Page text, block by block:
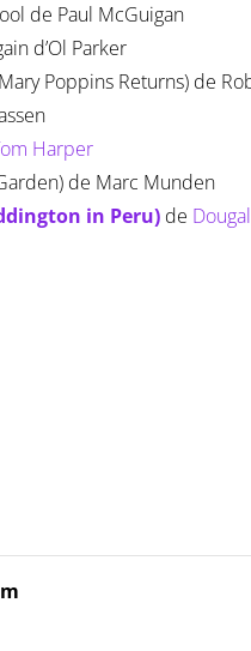
de Paul McGuigan
d’Ol Parker
Poppins Returns) de
Harper
de Marc Munden
in Peru) de